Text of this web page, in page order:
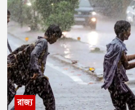
সেখানে এক রোগীর আত্মীয় পরিচয়ে
হয়েছে বলে অভিযোগ। আরও
তাঁদের প্রকৃত বয়স পরিবর্তন করে
হয়েছিল।এই ঘটনার নেপথ্যে ওই
নাম উঠে এসেছে বলে অভিযোগ।
একটি স্কুলে পড়াশোনা করে বলে জানা
ঘটনার সঙ্গে আরও বড় কোনও চক্র
সেটিও তদন্ত করে দেখছে পুলিশ।ঘটনা
রাজ্য